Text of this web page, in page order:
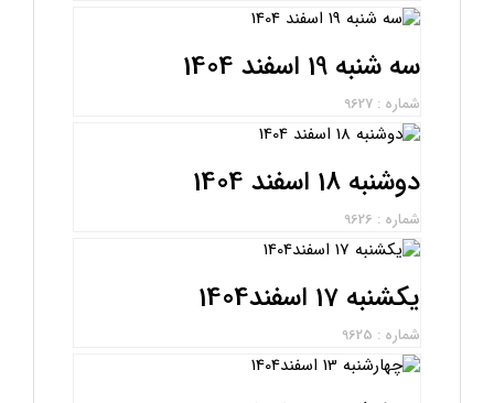
سه شنبه 19 اسفند 1404
شماره : 9627
دوشنبه 18 اسفند 1404
شماره : 9626
یکشنبه 17 اسفند1404
شماره : 9625